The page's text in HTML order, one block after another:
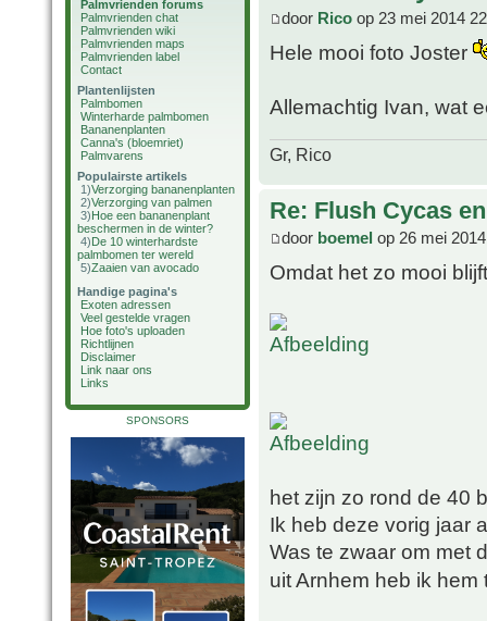
Palmvrienden forums
Palmvrienden chat
Palmvrienden wiki
Palmvrienden maps
Palmvrienden label
Contact
Plantenlijsten
Palmbomen
Winterharde palmbomen
Bananenplanten
Canna's (bloemriet)
Palmvarens
Populairste artikels
1)Verzorging bananenplanten
2)Verzorging van palmen
3)Hoe een bananenplant
beschermen in de winter?
4)De 10 winterhardste
palmbomen ter wereld
5)Zaaien van avocado
Handige pagina's
Exoten adressen
Veel gestelde vragen
Hoe foto's uploaden
Richtlijnen
Disclaimer
Link naar ons
Links
SPONSORS
door Rico op 23 mei 2014
Hele mooi foto Joster
Allemachtig Ivan, wat
Gr, Rico
Re: Flush Cycas
door boemel op 26 mei
Omdat het zo mooi
het zijn zo rond de 40
Ik heb deze vorig jaar
Was te zwaar om met
uit Arnhem heb ik